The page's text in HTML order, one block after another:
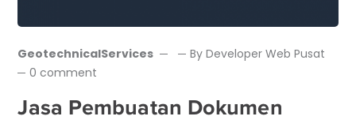
GeotechnicalServices ByDeveloper Web Pusat
0 comment
Jasa Pembuatan Dokumen